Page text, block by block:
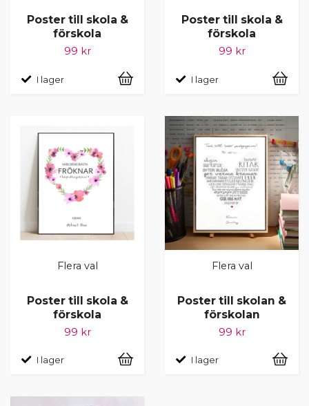
Poster till skola &
förskola
99 kr
I lager
Poster till skola &
förskola
99 kr
I lager
Flera val
Poster till skola &
förskola
99 kr
I lager
Flera val
Poster till skolan &
förskolan
99 kr
I lager